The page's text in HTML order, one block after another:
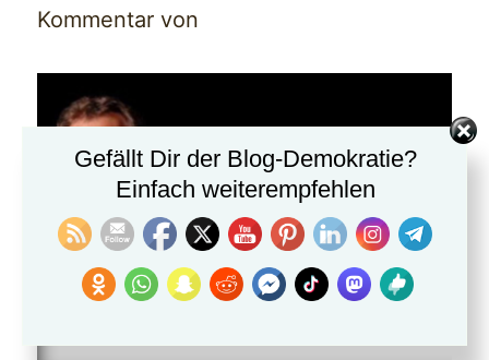
Kommentar von
Gefällt Dir der Blog-Demokratie?
Einfach weiterempfehlen